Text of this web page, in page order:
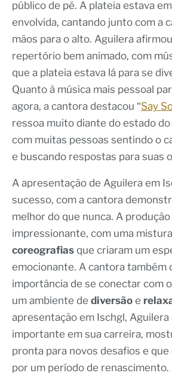
público de pé. A plateia estava
envolvida, cantando junto com a
mãos para o alto. Aguilera
repertório bem animado, com
que a plateia estava lá para se
Quanto à música mais pessoal
agora, a cantora destacou “Say
ressoa muito diante do estado
com muitas pessoas sentindo o
e buscando respostas para suas
A apresentação de Aguilera em
sucesso, com a cantora
melhor do que nunca. A
impressionante, com uma
coreografias que criaram um
emocionante. A cantora também
importância de se conectar com
um ambiente de diversão e
apresentação em Ischgl, Aguilera
importante em sua carreira,
pronta para novos desafios e
por um período de